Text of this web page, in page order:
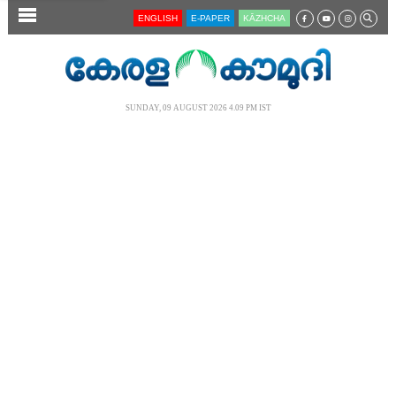
SECTIONS ENGLISH E-PAPER KĀZHCHA
SUNDAY, 09 AUGUST 2026 4.09 PM IST